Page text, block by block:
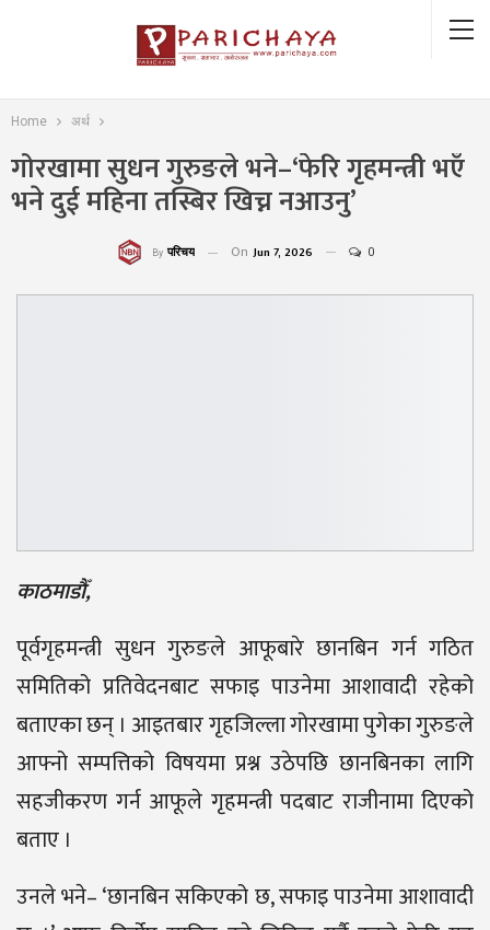
Home अर्थ
गोरखामा सुधन गुरुङले भने–‘फेरि गृहमन्त्री भएँ
भने दुई महिना तस्बिर खिच्न नआउनु’
By परिचय On Jun 7, 2026 0
काठमाडौँ,
पूर्वगृहमन्त्री सुधन गुरुङले आफूबारे छानबिन गर्न गठित
समितिको प्रतिवेदनबाट सफाइ पाउनेमा आशावादी रहेको
बताएका छन् । आइतबार गृहजिल्ला गोरखामा पुगेका गुरुङले
आफ्नो सम्पत्तिको विषयमा प्रश्न उठेपछि छानबिनका लागि
सहजीकरण गर्न आफूले गृहमन्त्री पदबाट राजीनामा दिएको
बताए ।
उनले भने– ‘छानबिन सकिएको छ, सफाइ पाउनेमा आशावादी